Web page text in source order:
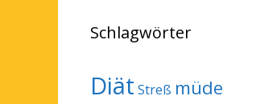
Schlagwörter
Diät Streß müde